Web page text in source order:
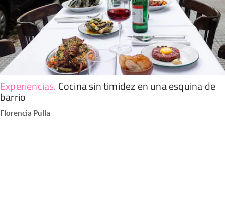
Experiencias. Cocina sin timidez en una esquina de
barrio
Florencia Pulla